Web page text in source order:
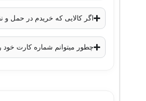
اگر کالایی که خریدم در حمل و
چطور میتوانم شماره کارت خود